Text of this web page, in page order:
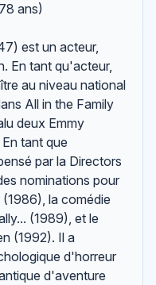
ans)
est un acteur,
En tant qu'acteur,
au niveau national
All in the Family
deux Emmy
tant que
par la Directors
nominations pour
la comédie
(1989), et le
(1992). Il a
d'horreur
d'aventure